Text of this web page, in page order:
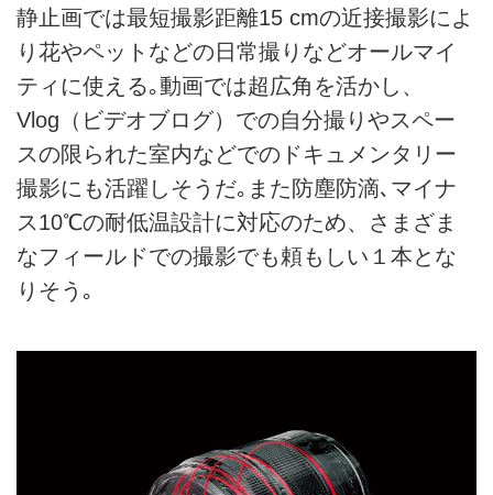
静止画では最短撮影距離15 cmの近接撮影によ
り花やペットなどの日常撮りなどオールマイ
ティに使える｡動画では超広角を活かし、
Vlog（ビデオブログ）での自分撮りやスペー
スの限られた室内などでのドキュメンタリー
撮影にも活躍しそうだ｡また防塵防滴､マイナ
ス10℃の耐低温設計に対応のため、さまざま
なフィールドでの撮影でも頼もしい１本とな
りそう｡